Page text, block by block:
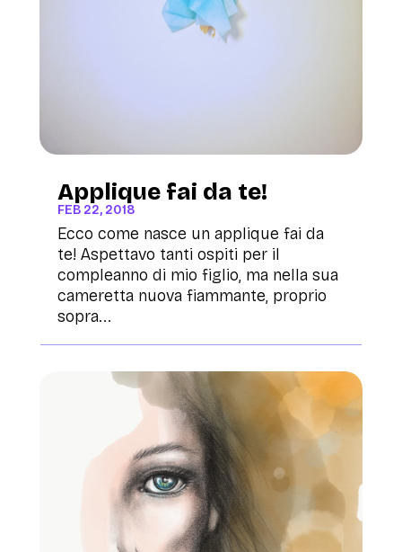
Applique fai da te!
FEB 22, 2018
Ecco come nasce un applique fai da
te! Aspettavo tanti ospiti per il
compleanno di mio figlio, ma nella sua
cameretta nuova fiammante, proprio
sopra...